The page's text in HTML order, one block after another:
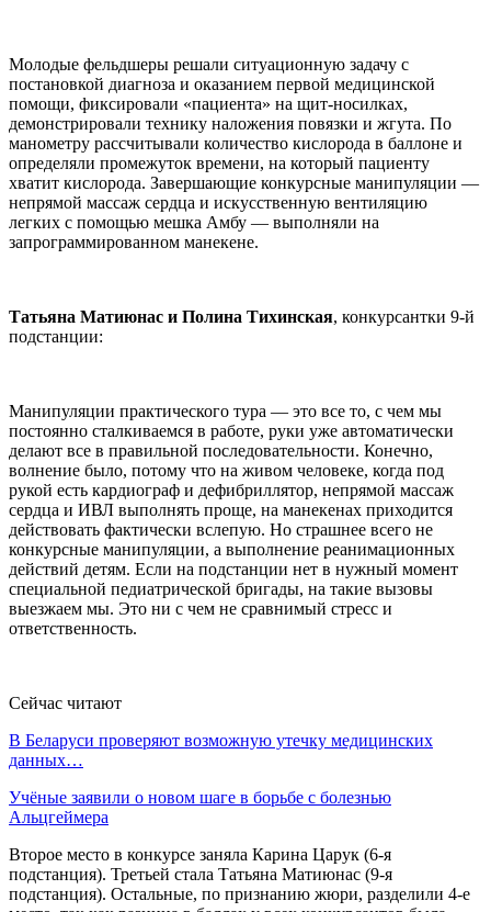
Молодые фельдшеры решали ситуационную задачу с
постановкой диагноза и оказанием первой медицинской
помощи, фиксировали «пациента» на щит-носилках,
демонстрировали технику наложения повязки и жгута. По
манометру рассчитывали количество кислорода в баллоне и
определяли промежуток времени, на который пациенту
хватит кислорода. Завершающие конкурсные манипуляции —
непрямой массаж сердца и искусственную вентиляцию
легких с помощью мешка Амбу — выполняли на
запрограммированном манекене.
Татьяна Матиюнас и Полина Тихинская, конкурсантки 9-й
подстанции:
Манипуляции практического тура — это все то, с чем мы
постоянно сталкиваемся в работе, руки уже автоматически
делают все в правильной последовательности. Конечно,
волнение было, потому что на живом человеке, когда под
рукой есть кардиограф и дефибриллятор, непрямой массаж
сердца и ИВЛ выполнять проще, на манекенах приходится
действовать фактически вслепую. Но страшнее всего не
конкурсные манипуляции, а выполнение реанимационных
действий детям. Если на подстанции нет в нужный момент
специальной педиатрической бригады, на такие вызовы
выезжаем мы. Это ни с чем не сравнимый стресс и
ответственность.
Сейчас читают
В Беларуси проверяют возможную утечку медицинских
данных…
Учёные заявили о новом шаге в борьбе с болезнью
Альцгеймера
Второе место в конкурсе заняла Карина Царук (6-я
подстанция). Третьей стала Татьяна Матиюнас (9-я
подстанция). Остальные, по признанию жюри, разделили 4-е